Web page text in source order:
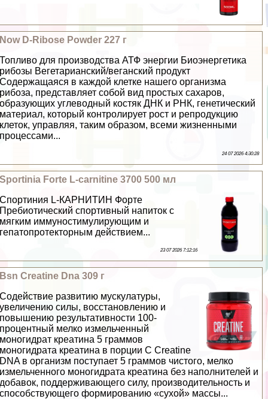
Now D-Ribose Powder 227 г
Топливо для производства АТФ энергии Биоэнергетика
рибозы Вегетарианский/веганский продукт
Содержащаяся в каждой клетке нашего организма
рибоза, представляет собой вид простых сахаров,
образующих углеводный костяк ДНК и РНК, генетический
материал, который контролирует рост и репродукцию
клеток, управляя, таким образом, всеми жизненными
процессами...
24 07 2026 4:30:28
Sportinia Forte L-carnitine 3700 500 мл
Спортиния L-КАРНИТИН Форте
Пребиотический спортивный напиток с
мягким иммуностимулирующим и
гепатопротекторным действием...
23 07 2026 7:12:16
Bsn Creatine Dna 309 г
Содействие развитию мускулатуры,
увеличению силы, восстановлению и
повышению результативности 100-
процентный мелко измельченный
моногидрат креатина 5 граммов
моногидрата креатина в порции С Creatine
DNA в организм поступает 5 граммов чистого, мелко
измельченного моногидрата креатина без наполнителей и
добавок, поддерживающего силу, производительность и
способствующего формированию «сухой» массы...